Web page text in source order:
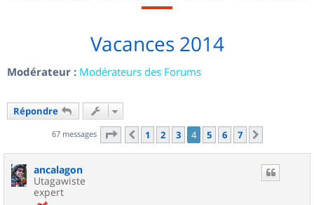
Vacances 2014
Modérateur : Modérateurs des Forums
Répondre
67 messages Page 4sur7
Précédent
1 2 3 4 5 6 7
ancalagon
Utagawiste
expert